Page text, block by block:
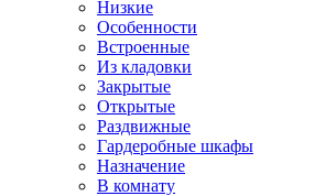
Низкие
Особенности
Встроенные
Из кладовки
Закрытые
Открытые
Раздвижные
Гардеробные шкафы
Назначение
В комнату